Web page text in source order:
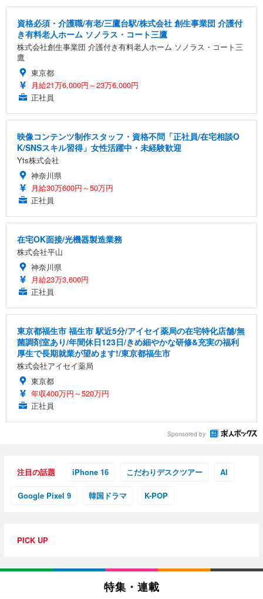
[EdoErgo] オフィスチェア 椅子 テレワーク 疲れな
い 跳ね上げ式アームレスト コンパクト 約105度ロッ
キング pc 事務椅子 360度回転 座面昇降 強化ナイロ
ン樹脂ベース 通気性メッシュ 在宅ワーク H-WY01
(黒網+黒枠+黒足)
￥5,699
SIHOO B100 オフィスチェア／デスクチェア メッシ
ュチェア 人間工学 疲れない ブラック
Sezlife オフィスチェア デスクチェア 疲れない テレ
ワーク チェア 強化バックレスト 30度ロッキング機
ョン PCチェア 通気性メッシュ ゲーミング/勉強/事
ワーク チェア 強化バックレスト 30度ロッキング機
能 人間工学 椅子 腰サポート 90度跳ね上げ式アーム
レスト 3Dヘッドレスト ハンガー付き 高反発クッシ
ANDWINT オフィスチェア デスクチェア 肘なし メ
ト 幅52×奥行58.5×高さ84～96cm テレワーク 在宅
EIZO ビジネス向けプレミアムモニター | FlexScan
EV3240X-WT | 31.5型4K UHD・USB Type-C・ホワ
イト
￥105,595
EV2740X-WT | 27.0型4K UHD・USB Type-C・ホワ
￥109,572
【純正品】27"ゲーミングモニター DualSense 充電
ー フルHD（1920×1080）VA 非光沢 HDMI/DisplayP
ort/VGA スピーカー内蔵 高さ調整 スイベル VESA対
応 ComfortView ビジネス向け
【MiniLED/24.5inch/280Hz/FHD】GRAPHT THE S
像低減 (3年保証 | 輝点保証 | 日本メーカー)
回使い捨て 無香料 ホワイト 300枚
￥3,373
Amazonベーシック ペットシーツ 厚型 ワイド 42枚
x2袋(84枚) ホワイト(吸収面:ライトブルー)
ネオ・ルーライフ ネオ・オムツ L 中型犬用 26枚入
限定】 Smart Basic アイリスオーヤマ ペットシーツ
超厚型 お徳用 ワイド 100枚入 (x 1) (ケース販売)
アイリスオーヤマ ペットシーツ 超厚型 お徳用 レギ
￥3,731
資格必須・介護職/有老/三鷹台駅/株式会社 創生事業団 介護付
き有料老人ホーム ソノラス・コート三鷹
株式会社創生事業団 介護付き有料老人ホーム ソノラス・コート三
鷹
東京都
月給21万6,000円～23万6,000円
正社員
映像コンテンツ制作スタッフ・資格不問「正社員/在宅相談O
K/SNSスキル習得」女性活躍中・未経験歓迎
Yts株式会社
神奈川県
月給30万600円～50万円
正社員
在宅OK面接/光機器製造業務
株式会社平山
神奈川県
月給23万3,600円
正社員
東京都福生市 福生市 駅近5分/アイセイ薬局の在宅特化店舗/無
菌調剤室あり/年間休日123日/きめ細やかな研修&充実の福利
厚生で長期就業が望めます!/東京都福生市
株式会社アイセイ薬局
東京都
年収400万円～520万円
正社員
Sponsored by
注目の話題 iPhone 16 こだわりデスクツアー AI
Google Pixel 9 韓国ドラマ K-POP
PICK UP
特集・連載